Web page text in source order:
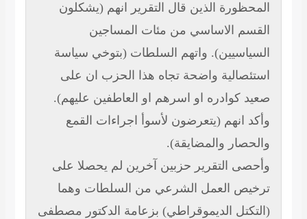
المحظورة الذين قال التقرير انهم (يشكلون
القسم الاساسي من مئات المساجين
السياسيين). واتهم السلطات (بتوخي سياسة
استئصالية واضحة تجاه هذا الحزب ان على
صعيد كوادره او اسرهم او العاطفين عليهم).
وأكد انهم (يتعرضون لأسوأ اجراءات القمع
والحصار والمضايقة).
وأحصى التقرير حزبين آخرين لم يحصلا على
ترخيص العمل الشرعي من السلطات وهما
(التكتل الديموقراطي) بزعامة الدكتور مصطفى